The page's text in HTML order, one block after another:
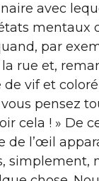
avec
mentaux
par
rue et,
de vif et
pensez
cela ! » De
de l’œil
simplement,